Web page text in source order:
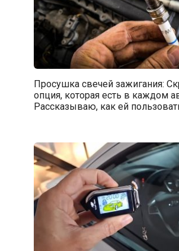
Просушка свечей зажигания:
опция, которая есть в каждом
Рассказываю, как ей